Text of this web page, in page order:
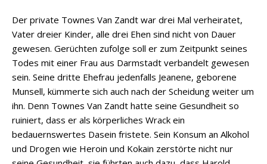
Der private Townes Van Zandt war drei Mal verheiratet,
Vater dreier Kinder, alle drei Ehen sind nicht von Dauer
gewesen. Gerüchten zufolge soll er zum Zeitpunkt seines
Todes mit einer Frau aus Darmstadt verbandelt gewesen
sein. Seine dritte Ehefrau jedenfalls Jeanene, geborene
Munsell, kümmerte sich auch nach der Scheidung weiter um
ihn. Denn Townes Van Zandt hatte seine Gesundheit so
ruiniert, dass er als körperliches Wrack ein
bedauernswertes Dasein fristete. Sein Konsum an Alkohol
und Drogen wie Heroin und Kokain zerstörte nicht nur